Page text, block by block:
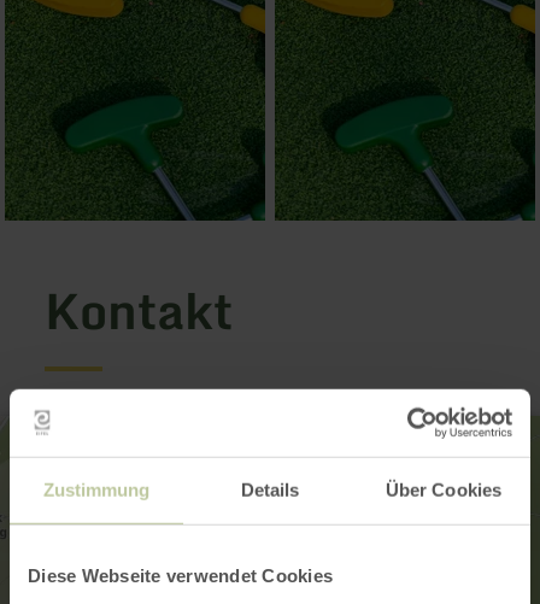
Zustimmung Details Über Cookies
Diese Webseite verwendet Cookies
Kontakt